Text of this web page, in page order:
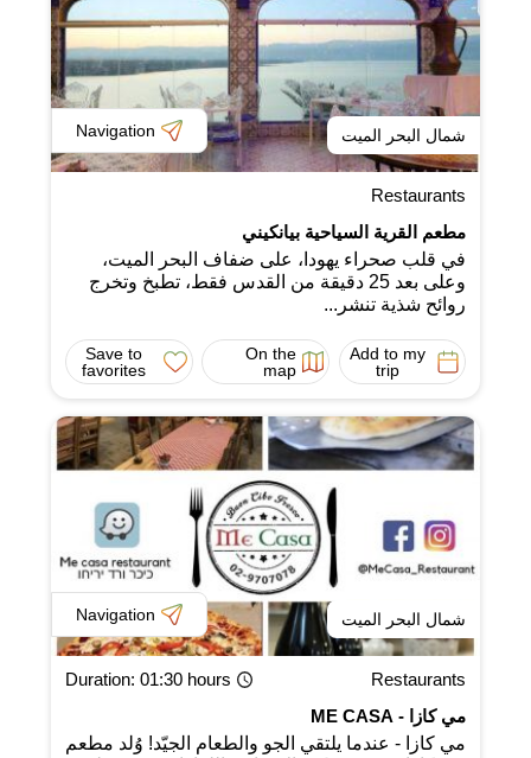
شمال البحر الميت Navigation
Restaurants
مطعم القرية السياحية بيانكيني
في قلب صحراء يهودا، على ضفاف البحر الميت،
وعلى بعد 25 دقيقة من القدس فقط، تطبخ وتخرج
روائح شذية تنشر...
Add to my
trip
On the
map
Save to
favorites
شمال البحر الميت Navigation
Restaurants
Duration: 01:30 hours
مي كازا - ME CASA
مي كازا - عندما يلتقي الجو والطعام الجيّد! وُلد مطعم